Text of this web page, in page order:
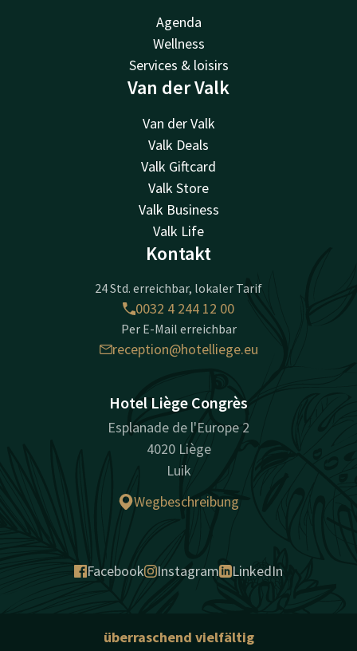
Agenda
Wellness
Services & loisirs
Van der Valk
Van der Valk
Valk Deals
Valk Giftcard
Valk Store
Valk Business
Valk Life
Kontakt
24 Std. erreichbar, lokaler Tarif
0032 4 244 12 00
Per E-Mail erreichbar
reception@hotelliege.eu
Hotel Liège Congrès
Esplanade de l'Europe 2
4020 Liège
Luik
Wegbeschreibung
Facebook Instagram LinkedIn
überraschend vielfältig